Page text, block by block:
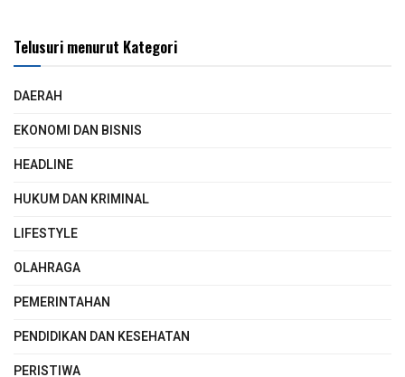
Telusuri menurut Kategori
DAERAH
EKONOMI DAN BISNIS
HEADLINE
HUKUM DAN KRIMINAL
LIFESTYLE
OLAHRAGA
PEMERINTAHAN
PENDIDIKAN DAN KESEHATAN
PERISTIWA